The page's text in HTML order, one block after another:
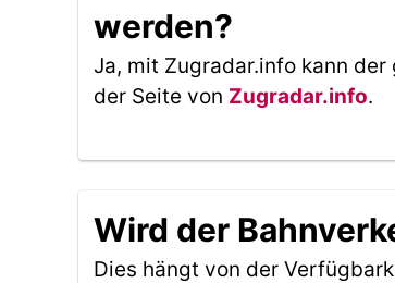
werden?
Ja, mit Zugradar.info kann
der Seite von Zugradar.info.
Wird der
Dies hängt von der